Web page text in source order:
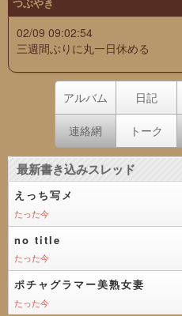
02/09 09:02:54
三週間ぶりに丸一日休める
アルバム 日記
連絡網 トーク